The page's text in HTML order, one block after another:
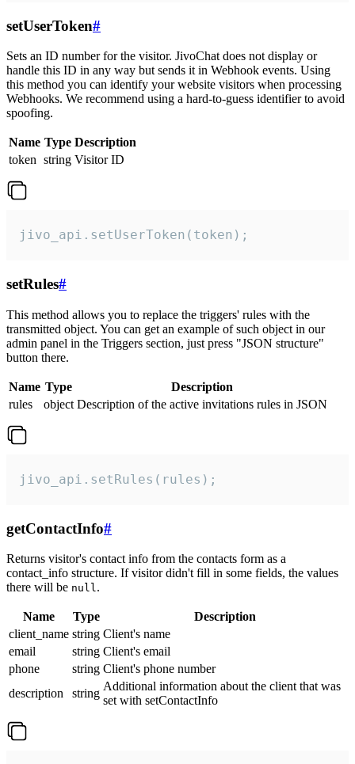
setUserToken#
Sets an ID number for the visitor. JivoChat does not display or
handle this ID in any way but sends it in Webhook events. Using
this method you can identify your website visitors when processing
Webhooks. We recommend using a hard-to-guess identifier to avoid
spoofing.
Name Type Description
token string Visitor ID
jivo_api.setUserToken(token);
setRules#
This method allows you to replace the triggers' rules with the
transmitted object. You can get an example of such object in our
admin panel in the Triggers section, just press "JSON structure"
button there.
Name Type
Description
rules
object Description of the active invitations rules in JSON
jivo_api.setRules(rules);
getContactInfo#
Returns visitor's contact info from the contacts form as a
contact_info structure. If visitor didn't fill in some fields, the values
there will be null.
Name Type
Description
client_name string Client's name
email
string Client's email
phone
string Client's phone number
description
string
Additional information about the client that was
set with setContactInfo